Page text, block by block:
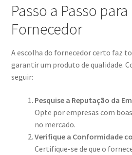
Passo a Passo
Fornecedor
A escolha do fornecedor certo faz
garantir um produto de qualidade.
seguir:
Pesquise a Reputação da
Opte por empresas com
no mercado.
Verifique a Conformidade
Certifique-se de que o